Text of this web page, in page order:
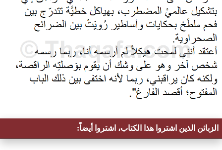
الزبائن الذين اشتروا هذا الكتاب، اشتروا أيضاً: